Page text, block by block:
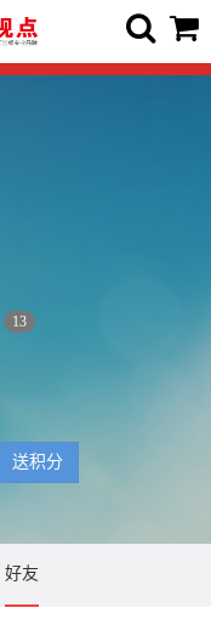
13
送积分
好友